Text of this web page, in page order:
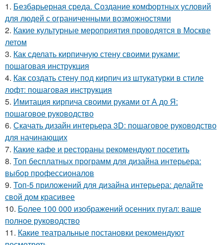
1. Безбарьерная среда. Создание комфортных условий
для людей с ограниченными возможностями
2. Какие культурные мероприятия проводятся в Москве
летом
3. Как сделать кирпичную стену своими руками:
пошаговая инструкция
4. Как создать стену под кирпич из штукатурки в стиле
лофт: пошаговая инструкция
5. Имитация кирпича своими руками от А до Я:
пошаговое руководство
6. Скачать дизайн интерьера 3D: пошаговое руководство
для начинающих
7. Какие кафе и рестораны рекомендуют посетить
8. Топ бесплатных программ для дизайна интерьера:
выбор профессионалов
9. Топ-5 приложений для дизайна интерьера: делайте
свой дом красивее
10. Более 100 000 изображений осенних пугал: ваше
полное руководство
11. Какие театральные постановки рекомендуют